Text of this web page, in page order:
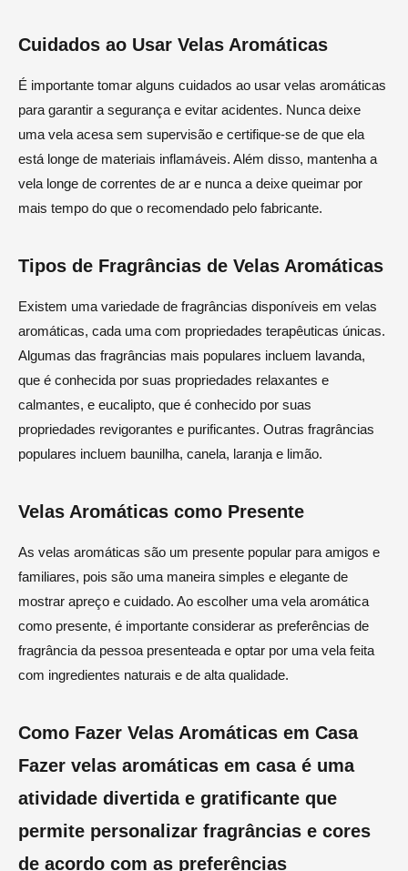
Cuidados ao Usar Velas Aromáticas
É importante tomar alguns cuidados ao usar velas aromáticas
para garantir a segurança e evitar acidentes. Nunca deixe
uma vela acesa sem supervisão e certifique-se de que ela
está longe de materiais inflamáveis. Além disso, mantenha a
vela longe de correntes de ar e nunca a deixe queimar por
mais tempo do que o recomendado pelo fabricante.
Tipos de Fragrâncias de Velas Aromáticas
Existem uma variedade de fragrâncias disponíveis em velas
aromáticas, cada uma com propriedades terapêuticas únicas.
Algumas das fragrâncias mais populares incluem lavanda,
que é conhecida por suas propriedades relaxantes e
calmantes, e eucalipto, que é conhecido por suas
propriedades revigorantes e purificantes. Outras fragrâncias
populares incluem baunilha, canela, laranja e limão.
Velas Aromáticas como Presente
As velas aromáticas são um presente popular para amigos e
familiares, pois são uma maneira simples e elegante de
mostrar apreço e cuidado. Ao escolher uma vela aromática
como presente, é importante considerar as preferências de
fragrância da pessoa presenteada e optar por uma vela feita
com ingredientes naturais e de alta qualidade.
Como Fazer Velas Aromáticas em Casa
Fazer velas aromáticas em casa é uma
atividade divertida e gratificante que
permite personalizar fragrâncias e cores
de acordo com as preferências